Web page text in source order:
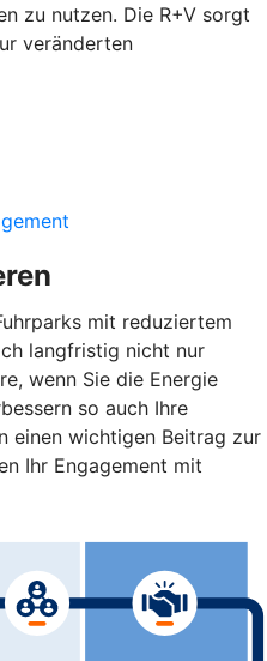
zu nutzen. Die R+V sorgt
veränderten
mit reduziertem
langfristig nicht nur
wenn Sie die Energie
so auch Ihre
einen wichtigen Beitrag zur
Ihr Engagement mit